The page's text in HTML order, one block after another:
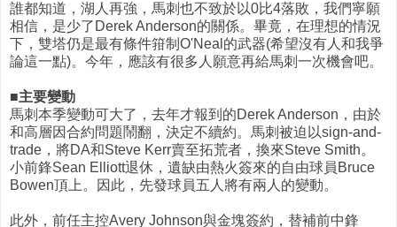
誰都知道，湖人再強，馬刺也不致於以0比4落敗，我們寧願
相信，是少了Derek Anderson的關係。畢竟，在理想的情況
下，雙塔仍是最有條件箝制O'Neal的武器(希望沒有人和我爭
論這一點)。今年，應該有很多人願意再給馬刺一次機會吧。
■主要變動
馬刺本季變動可大了，去年才報到的Derek Anderson，由於
和高層因合約問題鬧翻，決定不續約。馬刺被迫以sign-and-
trade，將DA和Steve Kerr賣至拓荒者，換來Steve Smith。
小前鋒Sean Elliott退休，遺缺由熱火簽來的自由球員Bruce
Bowen頂上。因此，先發球員五人將有兩人的變動。
此外，前任主控Avery Johnson與金塊簽約，替補前中鋒